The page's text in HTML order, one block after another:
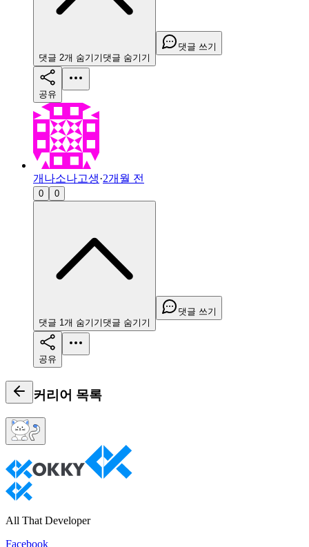
댓글 2개 숨기기 댓글 숨기기
댓글 쓰기
공유
개나소나고생·2개월 전
0 0
댓글 1개 숨기기 댓글 숨기기
댓글 쓰기
공유
커리어 목록
All That Developer
Facebook